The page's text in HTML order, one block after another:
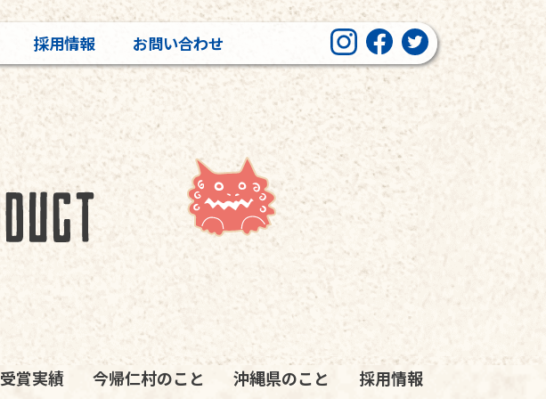
採用情報 お問い合わせ
受賞実績 今帰仁村のこと 沖縄県のこと 採用情報